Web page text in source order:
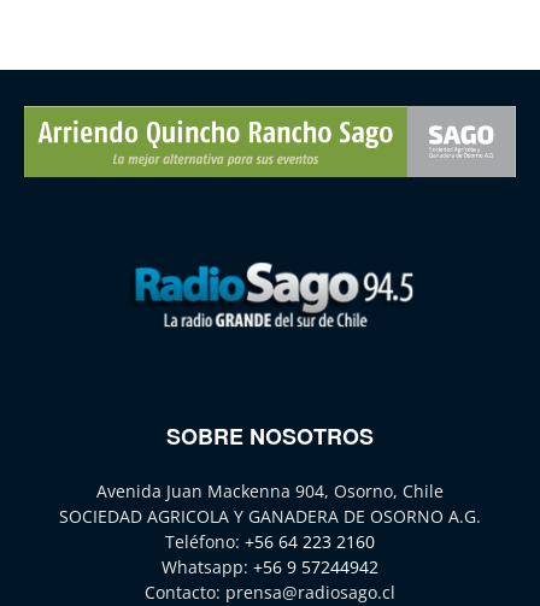
SOBRE NOSOTROS
Avenida Juan Mackenna 904, Osorno, Chile
SOCIEDAD AGRICOLA Y GANADERA DE OSORNO A.G.
Teléfono: +56 64 223 2160
Whatsapp: +56 9 57244942
Contacto: prensa@radiosago.cl